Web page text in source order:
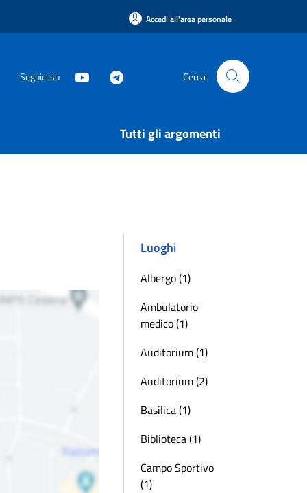
Accedi all'area personale
Seguici su Cerca
Tutti gli argomenti
Luoghi
Albergo (1)
Ambulatorio
medico (1)
Auditorium (1)
Auditorium (2)
Basilica (1)
Biblioteca (1)
Campo Sportivo
(1)